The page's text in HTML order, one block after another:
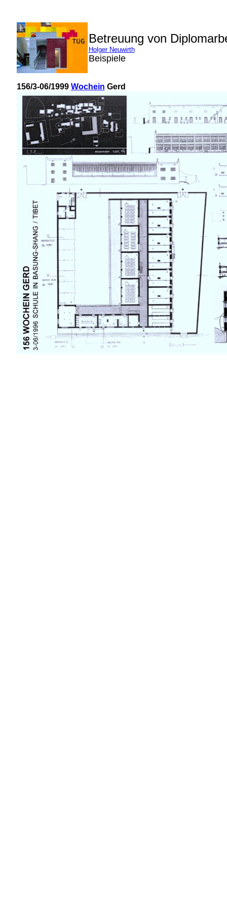
Betreuung von
Holger Neuwirth
Beispiele
156/3-06/1999 Wochein Gerd